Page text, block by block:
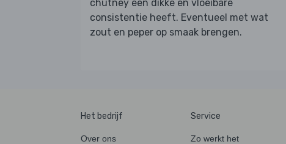
chutney een dikke en vloeibare
consistentie heeft. Eventueel met wat
zout en peper op smaak brengen.
Het bedrijf
Over ons
Service
Zo werkt het